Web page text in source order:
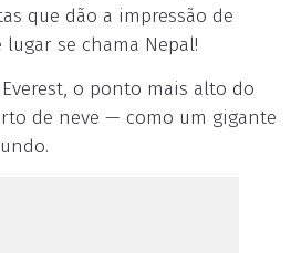
que dão a impressão de
lugar se chama Nepal!
o ponto mais alto do
de neve — como um gigante